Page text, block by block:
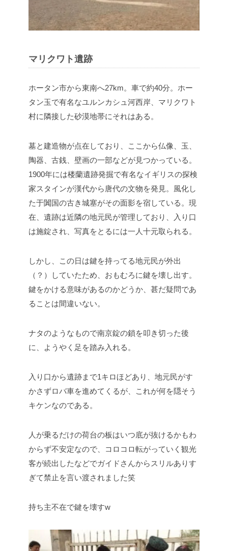
マリクワト遺跡
ホータン市から東南へ27km。車で約40分。ホー
タン玉で有名なユルンカシュ河西岸、マリクワト
村に隣接した砂漠地帯にそれはある。
墓と建造物が点在しており、ここから仏像、玉、
陶器、古銭、壁画の一部などが見つかっている。
1900年には楼蘭遺跡発掘で有名なイギリスの探検
家スタインが漢代から唐代の文物を発見。風化し
た于闐国の古き城塞がその面影を宿している。現
在、遺跡は近隣の地元民が管理しており、入り口
は施錠され、写真をとるには一人十元取られる。
しかし、この日は鍵を持ってる地元民が外出
（？）していたため、おもむろに鍵を壊し出す。
鍵をかける意味があるのかどうか、甚だ疑問であ
ることは間違いない。
ナタのようなもので南京錠の鎖を叩き切った後
に、ようやく足を踏み入れる。
入り口から遺跡まで1キロほどあり、地元民がす
かさずロバ車を進めてくるが、これが何を隠そう
キケンなのである。
人が乗るだけの荷台の板はいつ底が抜けるかもわ
からず不安定なので、コロコロ転がっていく観光
客が続出したなどでガイドさんからスリルありす
ぎて禁止を言い渡されました笑
持ち主不在で鍵を壊すw